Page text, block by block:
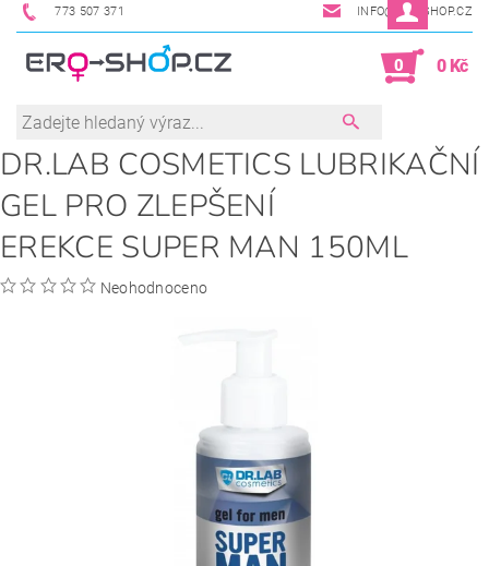
773 507 371 INFO@ERO-SHOP.CZ
0 0 Kč
DR.LAB COSMETICS LUBRIKAČNÍ
GEL PRO ZLEPŠENÍ
EREKCE SUPER MAN 150ML
Neohodnoceno